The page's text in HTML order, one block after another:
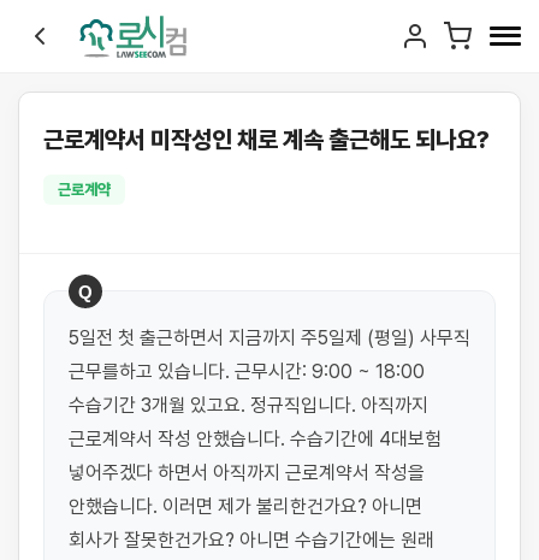
근로계약서 미작성인 채로 계속 출근해도 되나요?
근로계약
Q
5일전 첫 출근하면서 지금까지 주5일제 (평일) 사무직
근무를하고 있습니다. 근무시간: 9:00 ~ 18:00
수습기간 3개월 있고요. 정규직입니다. 아직까지
근로계약서 작성 안했습니다. 수습기간에 4대보험
넣어주겠다 하면서 아직까지 근로계약서 작성을
안했습니다. 이러면 제가 불리한건가요? 아니면
회사가 잘못한건가요? 아니면 수습기간에는 원래